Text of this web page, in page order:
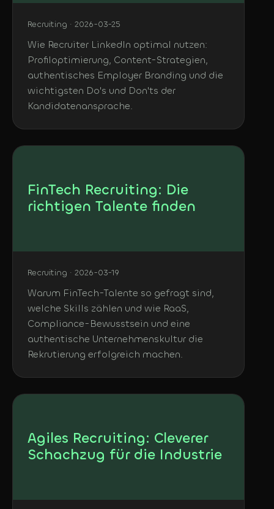
Recruiting · 2026-03-25
Wie Recruiter LinkedIn optimal nutzen:
Profiloptimierung, Content-Strategien,
authentisches Employer Branding und die
wichtigsten Do's und Don'ts der
Kandidatenansprache.
FinTech Recruiting: Die
richtigen Talente finden
Recruiting · 2026-03-19
Warum FinTech-Talente so gefragt sind,
welche Skills zählen und wie RaaS,
Compliance-Bewusstsein und eine
authentische Unternehmenskultur die
Rekrutierung erfolgreich machen.
Agiles Recruiting: Cleverer
Schachzug für die Industrie